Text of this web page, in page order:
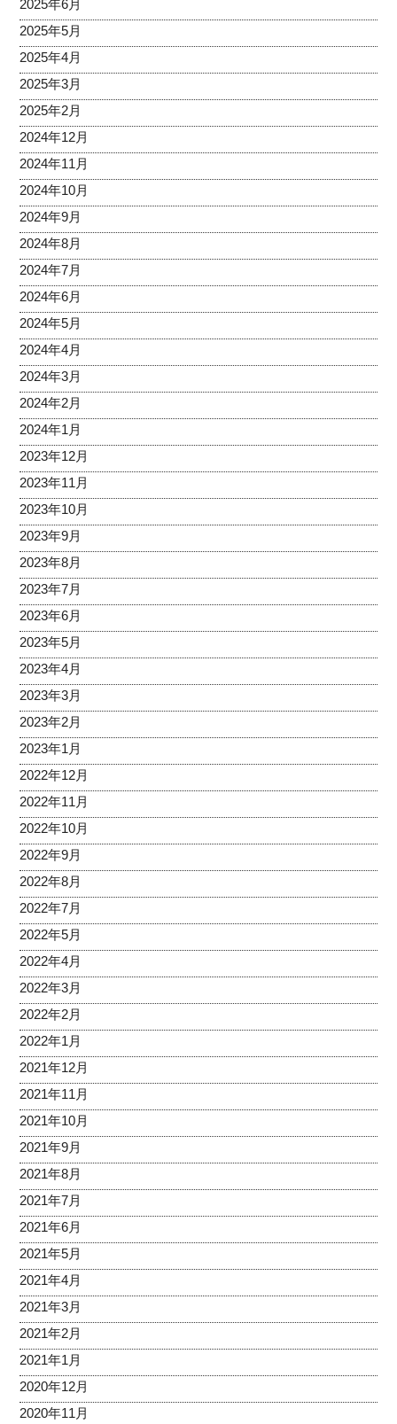
2025年6月
2025年5月
2025年4月
2025年3月
2025年2月
2024年12月
2024年11月
2024年10月
2024年9月
2024年8月
2024年7月
2024年6月
2024年5月
2024年4月
2024年3月
2024年2月
2024年1月
2023年12月
2023年11月
2023年10月
2023年9月
2023年8月
2023年7月
2023年6月
2023年5月
2023年4月
2023年3月
2023年2月
2023年1月
2022年12月
2022年11月
2022年10月
2022年9月
2022年8月
2022年7月
2022年5月
2022年4月
2022年3月
2022年2月
2022年1月
2021年12月
2021年11月
2021年10月
2021年9月
2021年8月
2021年7月
2021年6月
2021年5月
2021年4月
2021年3月
2021年2月
2021年1月
2020年12月
2020年11月